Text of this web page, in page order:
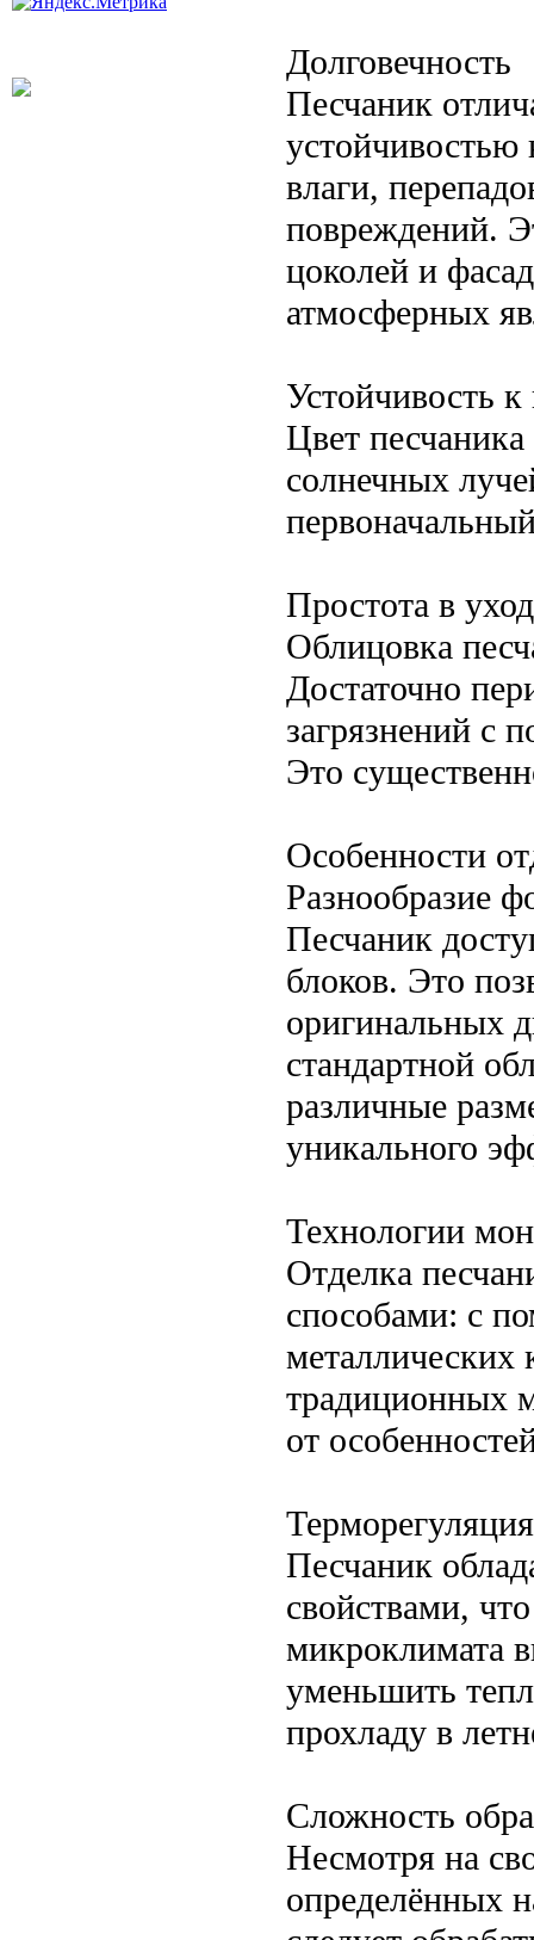
Долговечность
Песчаник
влаги,
повреждений.
цоколей и
атмосферных
Устойчивость
Цвет
солнечных
Простота в
Облицовка
Достаточно
загрязнений с
Это
Особенности
Разнообразие
Песчаник
блоков. Это
оригинальных
стандартной
различные
уникального
Технологии
Отделка
способами: с
металлических
традиционных
от
Терморегуляция
Песчаник
свойствами,
микроклимата
уменьшить
прохладу в
Сложность
Несмотря на
определённых